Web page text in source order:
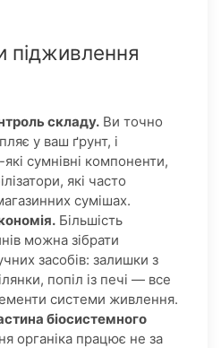
підживлення
складу. Ви точно
у ваш ґрунт, і
сумнівні компоненти,
які часто
сумішах.
Більшість
можна зібрати
засобів: залишки з
попіл із печі — все
системи живлення.
біосистемного
органіка працює не за